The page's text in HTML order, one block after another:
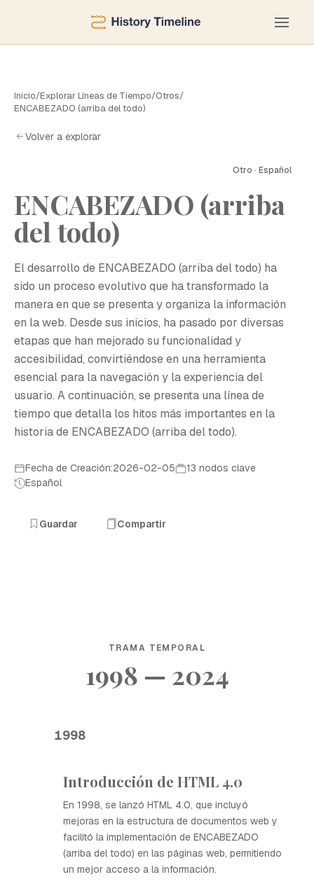
Inicio/Explorar Líneas de Tiempo/Otros/
ENCABEZADO (arriba del todo)
Volver a explorar
Otro · Español
ENCABEZADO (arriba
del todo)
El desarrollo de ENCABEZADO (arriba del todo) ha
sido un proceso evolutivo que ha transformado la
manera en que se presenta y organiza la información
en la web. Desde sus inicios, ha pasado por diversas
etapas que han mejorado su funcionalidad y
accesibilidad, convirtiéndose en una herramienta
esencial para la navegación y la experiencia del
usuario. A continuación, se presenta una línea de
tiempo que detalla los hitos más importantes en la
historia de ENCABEZADO (arriba del todo).
Fecha de Creación:2026-02-05
13 nodos clave
Español
Guardar Compartir
TRAMA TEMPORAL
1998 — 2024
1998
Introducción de HTML 4.0
En 1998, se lanzó HTML 4.0, que incluyó
mejoras en la estructura de documentos web y
facilitó la implementación de ENCABEZADO
(arriba del todo) en las páginas web, permitiendo
un mejor acceso a la información.